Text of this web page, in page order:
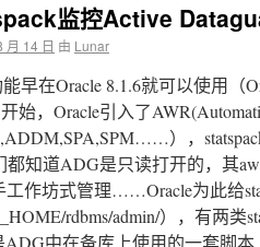
监控Active
月 14 日 由 Lunar
能早在Oracle 8.1.6就可以使用
开始，Oracle引入了
），
知道ADG是只读打开的，其
工作坊式管理……Oracle为此给
rdbms/admin/），有两
ADG中在备库上使用的一套脚